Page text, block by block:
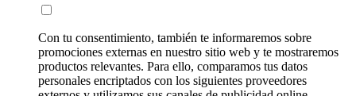
Con tu consentimiento, también te informaremos sobre
promociones externas en nuestro sitio web y te mostraremos
productos relevantes. Para ello, comparamos tus datos
personales encriptados con los siguientes proveedores